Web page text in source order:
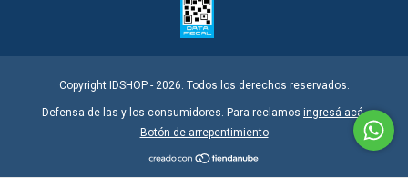
Copyright IDSHOP - 2026. Todos los derechos reservados.
Defensa de las y los consumidores. Para reclamos ingresá acá.
Botón de arrepentimiento